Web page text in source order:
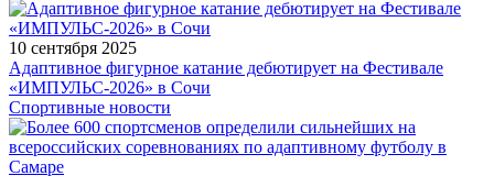
10 сентября 2025
Адаптивное фигурное катание дебютирует на Фестивале
«ИМПУЛЬС-2026» в Сочи
Спортивные новости